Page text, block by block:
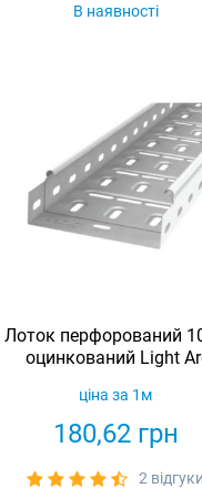
В наявності
Лоток перфорований
оцинкований Light
180,62грн
ціна за 1м
2 відгуки